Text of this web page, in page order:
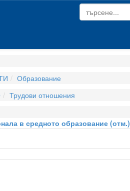
Образование
Трудови отношения
в средното образование (отм.)